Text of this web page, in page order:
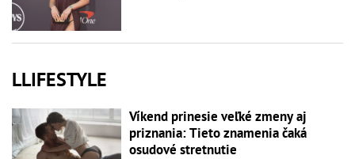
LLIFESTYLE
Víkend prinesie veľké zmeny aj
priznania: Tieto znamenia čaká
osudové stretnutie